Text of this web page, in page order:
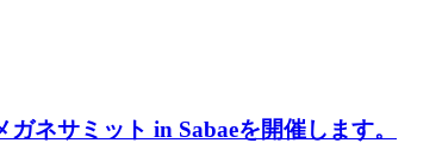
ネサミット in Sabaeを開催します。